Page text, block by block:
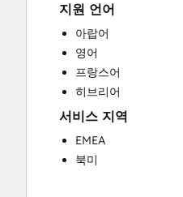
Website Migration
지원 언어
아랍어
영어
프랑스어
히브리어
서비스 지역
EMEA
북미